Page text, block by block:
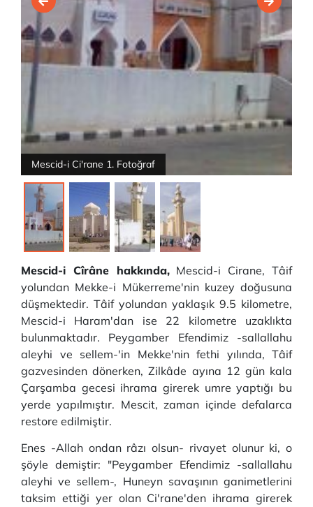
Mescid-i Ci'rane 1. Fotoğraf
Mescid-i Cîrâne hakkında,Mescid-i Cirane, Tâif
yolundan Mekke-i Mükerreme'nin kuzey doğusuna
düşmektedir. Tâif yolundan yaklaşık 9.5 kilometre,
Mescid-i Haram'dan ise 22 kilometre uzaklıkta
bulunmaktadır. Peygamber Efendimiz -sallallahu
aleyhi ve sellem-'in Mekke'nin fethi yılında, Tâif
gazvesinden dönerken, Zilkâde ayına 12 gün kala
Çarşamba gecesi ihrama girerek umre yaptığı bu
yerde yapılmıştır. Mescit, zaman içinde defalarca
restore edilmiştir.
Enes -Allah ondan râzı olsun- rivayet olunur ki, o
şöyle demiştir: "Peygamber Efendimiz -sallallahu
aleyhi ve sellem-, Huneyn savaşının ganimetlerini
taksim ettiği yer olan Ci'rane'den ihrama girerek